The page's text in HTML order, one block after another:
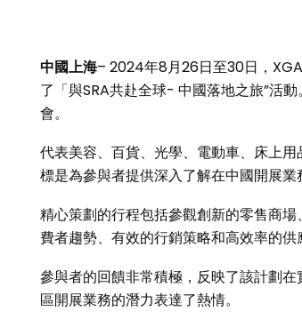
中國上海– 2024年8月26日至30日，
了「與SRA共赴全球- 中國落地之旅”活
會。
代表美容、百貨、光學、電動車、床上
標是為參與者提供深入了解在中國開展
精心策劃的行程包括參觀創新的零售商
費者趨勢、有效的行銷策略和高效率的供
參與者的回饋非常積極，反映了該計劃
區開展業務的潛力表達了熱情。